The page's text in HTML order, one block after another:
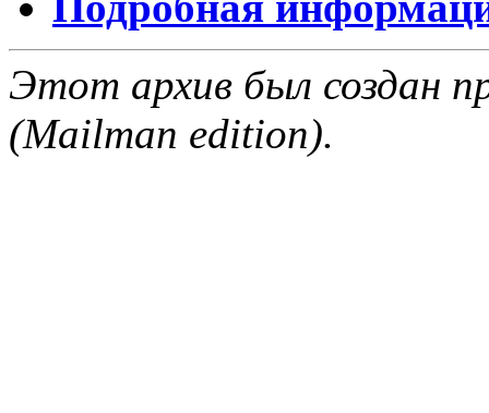
Этот архив был создан
(Mailman edition).